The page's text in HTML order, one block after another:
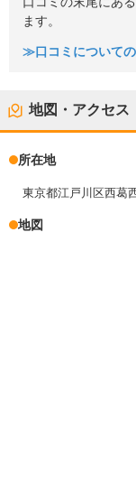
ます。
≫口コミについての
地図・アクセス
所在地
東京都江戸川区西葛
地図